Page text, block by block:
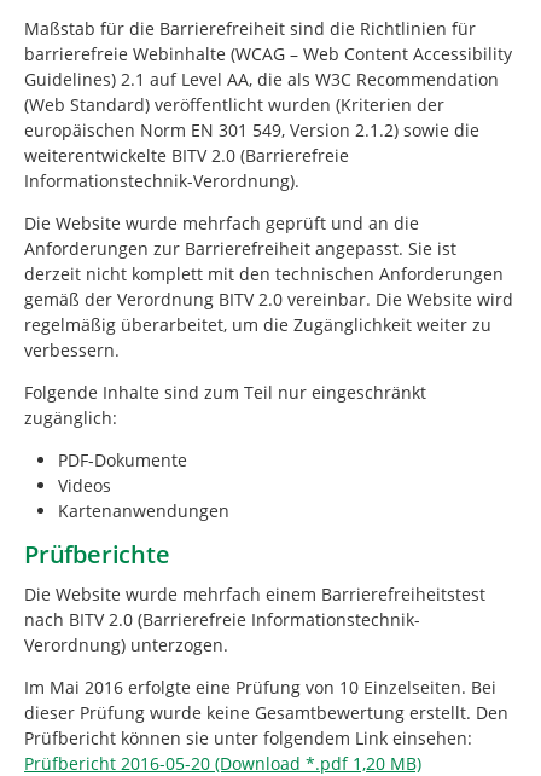
Maßstab für die Barrierefreiheit sind die Richtlinien für
barrierefreie Webinhalte (WCAG – Web Content Accessibility
Guidelines) 2.1 auf Level AA, die als W3C Recommendation
(Web Standard) veröffentlicht wurden (Kriterien der
europäischen Norm EN 301 549, Version 2.1.2) sowie die
weiterentwickelte BITV 2.0 (Barrierefreie
Informationstechnik-Verordnung).
Die Website wurde mehrfach geprüft und an die
Anforderungen zur Barrierefreiheit angepasst. Sie ist
derzeit nicht komplett mit den technischen Anforderungen
gemäß der Verordnung BITV 2.0 vereinbar. Die Website wird
regelmäßig überarbeitet, um die Zugänglichkeit weiter zu
verbessern.
Folgende Inhalte sind zum Teil nur eingeschränkt
zugänglich:
PDF-Dokumente
Videos
Kartenanwendungen
Prüfberichte
Die Website wurde mehrfach einem Barrierefreiheitstest
nach BITV 2.0 (Barrierefreie Informationstechnik-
Verordnung) unterzogen.
Im Mai 2016 erfolgte eine Prüfung von 10 Einzelseiten. Bei
dieser Prüfung wurde keine Gesamtbewertung erstellt. Den
Prüfbericht können sie unter folgendem Link einsehen:
Prüfbericht 2016-05-20 (Download *.pdf 1,20 MB)